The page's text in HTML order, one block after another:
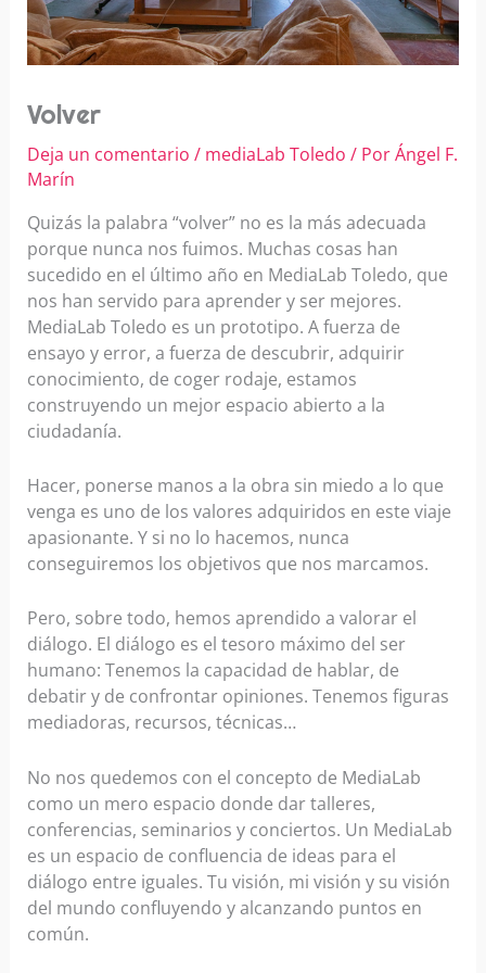
Volver
Deja un comentario / mediaLab Toledo / PorÁngel F.
Marín
Quizás la palabra “volver” no es la más adecuada
porque nunca nos fuimos. Muchas cosas han
sucedido en el último año en MediaLab Toledo, que
nos han servido para aprender y ser mejores.
MediaLab Toledo es un prototipo. A fuerza de
ensayo y error, a fuerza de descubrir, adquirir
conocimiento, de coger rodaje, estamos
construyendo un mejor espacio abierto a la
ciudadanía.
Hacer, ponerse manos a la obra sin miedo a lo que
venga es uno de los valores adquiridos en este viaje
apasionante. Y si no lo hacemos, nunca
conseguiremos los objetivos que nos marcamos.
Pero, sobre todo, hemos aprendido a valorar el
diálogo. El diálogo es el tesoro máximo del ser
humano: Tenemos la capacidad de hablar, de
debatir y de confrontar opiniones. Tenemos figuras
mediadoras, recursos, técnicas…
No nos quedemos con el concepto de MediaLab
como un mero espacio donde dar talleres,
conferencias, seminarios y conciertos. Un MediaLab
es un espacio de confluencia de ideas para el
diálogo entre iguales. Tu visión, mi visión y su visión
del mundo confluyendo y alcanzando puntos en
común.